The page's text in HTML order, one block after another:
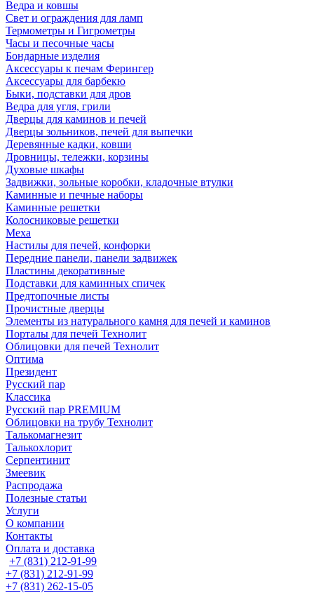
Ведра и ковшы
Свет и ограждения для ламп
Термометры и Гигрометры
Часы и песочные часы
Бондарные изделия
Аксессуары к печам Ферингер
Аксессуары для барбекю
Быки, подставки для дров
Ведра для угля, грили
Дверцы для каминов и печей
Дверцы зольников, печей для выпечки
Деревянные кадки, ковши
Дровницы, тележки, корзины
Духовые шкафы
Задвижки, зольные коробки, кладочные втулки
Каминные и печные наборы
Каминные решетки
Колосниковые решетки
Меха
Настилы для печей, конфорки
Передние панели, панели задвижек
Пластины декоративные
Подставки для каминных спичек
Предтопочные листы
Прочистные дверцы
Элементы из натурального камня для печей и каминов
Порталы для печей Технолит
Облицовки для печей Технолит
Оптима
Президент
Русский пар
Классика
Русский пар PREMIUM
Облицовки на трубу Технолит
Талькомагнезит
Талькохлорит
Серпентинит
Змеевик
Распродажа
Полезные статьи
Услуги
О компании
Контакты
Оплата и доставка
+7 (831) 212-91-99
+7 (831) 212-91-99
+7 (831) 262-15-05